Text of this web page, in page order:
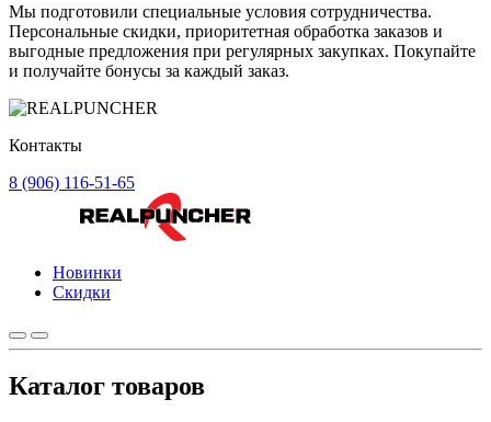
Мы подготовили специальные условия сотрудничества.
Персональные скидки, приоритетная обработка заказов и
выгодные предложения при регулярных закупках. Покупайте
и получайте бонусы за каждый заказ.
Контакты
8 (906) 116-51-65
Новинки
Скидки
Каталог товаров